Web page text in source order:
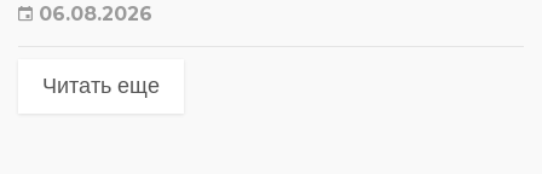
06.08.2026
Читать еще